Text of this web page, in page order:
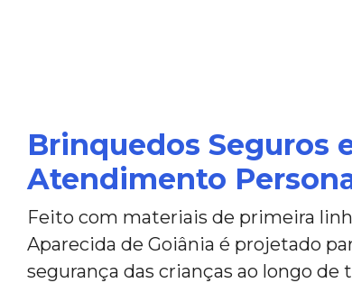
Brinquedos Seguros
Atendimento
Feito com materiais de primeira
Aparecida de Goiânia é projetado
segurança das crianças ao longo de